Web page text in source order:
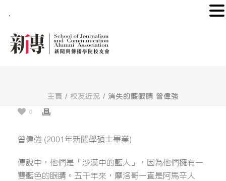
主頁 / 校友近況 / 消失的藍眼睛 曾偉強
0
曾偉強 (2001年新聞學碩士畢業)
傳說中，他們是「沙漠中的藍人」，因為他們擁有一
雙藍色的眼睛。五千年來，摩洛哥一直是阿馬辛人
.